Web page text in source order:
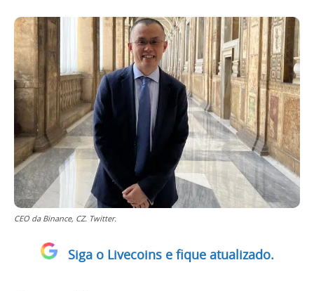
CEO da Binance, CZ. Twitter.
Siga o Livecoins e fique atualizado.